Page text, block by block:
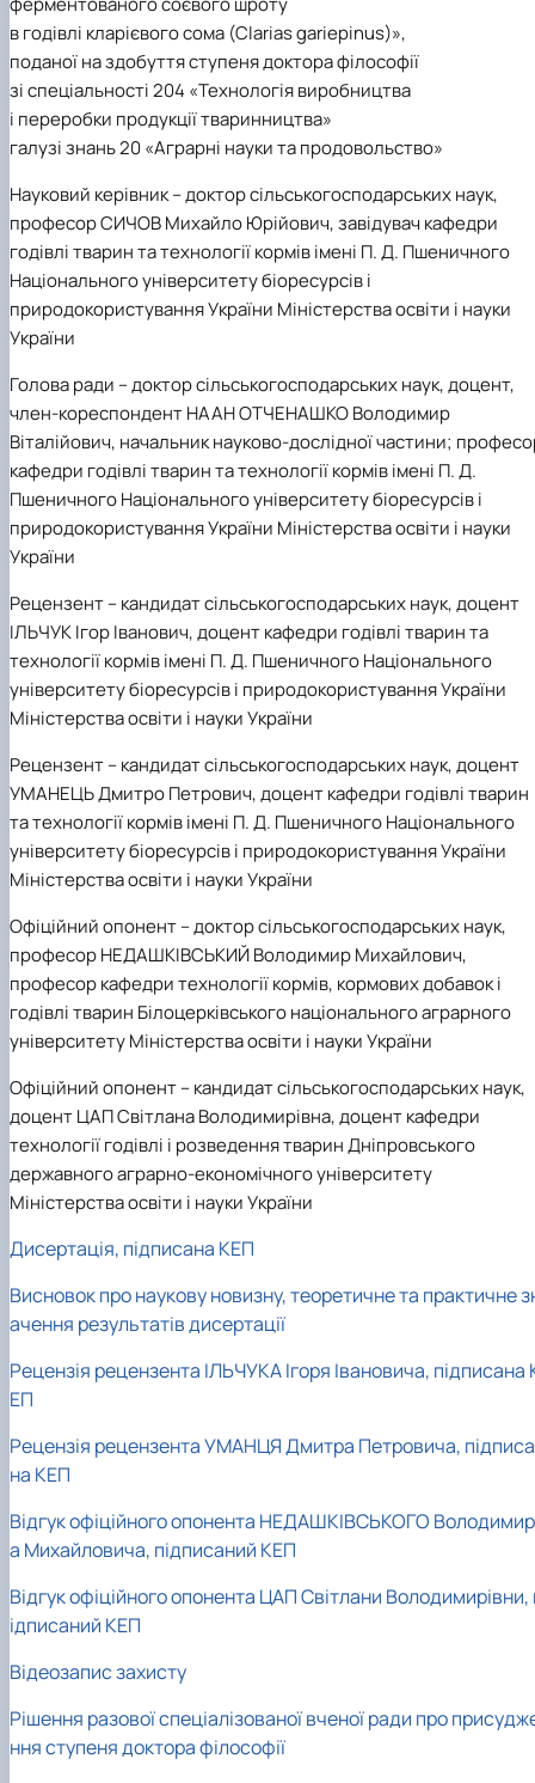
Іноземні мови
Працевлаштування
Їдальні та буфети
Студентські квитки
Центр вивчення мов
Психологічна підтримка
Інклюзивне середовище
Рада молодих вчених
Наукові школи
Стартап школа НУБіП України
Методичні рекомендації, пам'ятки
Форми документів
Патентно-ліцензійна діяльність
ЦКНО «Агропромисловий комплекс, лісове і
садово-паркове господарство, ветеринарна
медицина»
Обладнання НУБіП України
Біоетична комісія
Наукові видання
Досліднику та автору
Звіт про проведення НТЗ
Наукові журнали НУБіП України
Наукові журнали НУБіП України (English)
заходів
Порядок планування та організації
проведення НТЗ
Результати науково-технічних заходів
Монографії
Наука для бізнесу
Каталог наукових послуг
«SEB-2024»
«SEB-2025»
Наглядова рада
Рада роботодавців
Благодійний фонд «Голосіївська ініціатива
2020»
Історія університету
Видатні випускники та працівники
Звіт ректора
Пам'яті захисників України
Почесні доктори і професори НУБіП України
Пресслужба
Вибори ректора
Програма розвитку університету
ініціатива – 2025»
Доступ до публічної інформації
Державні закупівлі
Офіційна символіка
Антикорупційні заходи
Уповноважена особа з питань запобігання
виявлення корупції
уповноваженого НУБіП України
Національні нормативно-правові акти
Нормативно-правові акти НУБіП України
Інформаційні ресурси НАЗК
Методичні роз’яснення НАЗК
Антикорупційні заходи
Гендерна радниця
Контактна інформація
в годівлі кларієвого сома (Clarias gariepinus)»,
поданої на здобуття ступеня доктора філософії
зі спеціальності 204 «Технологія виробництва
і переробки продукції тваринництва»
галузі знань 20 «Аграрні науки та продовольство»
Науковий керівник– доктор сільськогосподарських наук,
професор СИЧОВ Михайло Юрійович, завідувач кафедри
годівлі тварин та технології кормів імені П. Д. Пшеничного
Національного університету біоресурсів і
природокористування України Міністерства освіти і науки
України
Голова ради – доктор сільськогосподарських наук, доцент,
член-кореспондент НААН ОТЧЕНАШКО Володимир
Віталійович, начальник науково-дослідної частини;
кафедри годівлі тварин та технології кормів імені П. Д.
Пшеничного Національного університету біоресурсів і
природокористування України Міністерства освіти і науки
України
Рецензент– кандидат сільськогосподарських наук, доцент
ІЛЬЧУК Ігор Іванович, доцент кафедри годівлі тварин та
технології кормів імені П. Д. Пшеничного Національного
університету біоресурсів і природокористування України
Міністерства освіти і науки України
Рецензент– кандидат сільськогосподарських наук, доцент
УМАНЕЦЬ Дмитро Петрович, доцент кафедри годівлі тварин
та технології кормів імені П. Д. Пшеничного Національного
університету біоресурсів і природокористування України
Міністерства освіти і науки України
Офіційний опонент– доктор сільськогосподарських наук,
професор НЕДАШКІВСЬКИЙ Володимир Михайлович,
професор кафедри технології кормів, кормових добавок і
годівлі тварин Білоцерківського національного аграрного
університету Міністерства освіти і науки України
Офіційний опонент– кандидат сільськогосподарських наук,
доцент ЦАП Світлана Володимирівна, доцент кафедри
технології годівлі і розведення тварин Дніпровського
державного аграрно-економічного університету
Міністерства освіти і науки України
Дисертація, підписана КЕП
Висновок про наукову новизну, теоретичне та практичне
ачення результатів дисертації
Рецензія рецензента ІЛЬЧУКА Ігоря Івановича, підписана
ЕП
Рецензія рецензента УМАНЦЯ Дмитра Петровича, підписа
на КЕП
Відгук офіційного опонента НЕДАШКІВСЬКОГО Володимир
а Михайловича, підписаний КЕП
Відгук офіційного опонента ЦАП Світлани Володимирівни,
ідписаний КЕП
Відеозапис захисту
Рішення разової спеціалізованої вченої ради про
ння ступеня доктора філософії